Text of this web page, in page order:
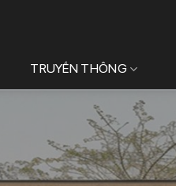
TRUYỀN THÔNG